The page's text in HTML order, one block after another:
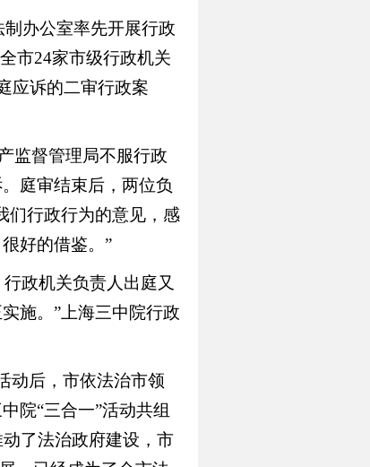
办公室率先开展行政
市24家市级行政机关
应诉的二审行政案
监督管理局不服行政
庭审结束后，两位负
们行政行为的意见，感
好的借鉴。”
政机关负责人出庭又
施。”上海三中院行政
动后，市依法治市领
院“三合一”活动共组
了法治政府建设，市